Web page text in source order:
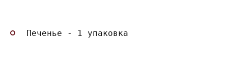
Печенье - 1 упаковка